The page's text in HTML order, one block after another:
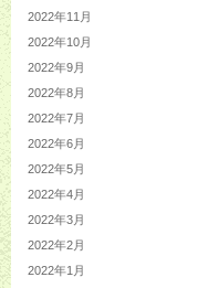
2022年11月
2022年10月
2022年9月
2022年8月
2022年7月
2022年6月
2022年5月
2022年4月
2022年3月
2022年2月
2022年1月